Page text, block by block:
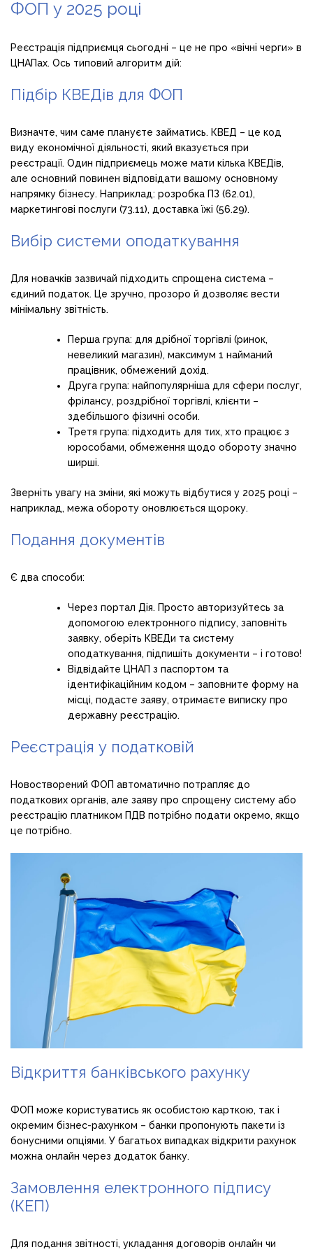
ФОП у 2025 році
Реєстрація підприємця сьогодні – це не про «вічні черги» в
ЦНАПах. Ось типовий алгоритм дій:
Підбір КВЕДів для ФОП
Визначте, чим саме плануєте займатись. КВЕД – це код
виду економічної діяльності, який вказується при
реєстрації. Один підприємець може мати кілька КВЕДів,
але основний повинен відповідати вашому основному
напрямку бізнесу. Наприклад: розробка ПЗ (62.01),
маркетингові послуги (73.11), доставка їжі (56.29).
Вибір системи оподаткування
Для новачків зазвичай підходить спрощена система –
єдиний податок. Це зручно, прозоро й дозволяє вести
мінімальну звітність.
Перша група: для дрібної торгівлі (ринок,
невеликий магазин), максимум 1 найманий
працівник, обмежений дохід.
Друга група: найпопулярніша для сфери послуг,
фрілансу, роздрібної торгівлі, клієнти –
здебільшого фізичні особи.
Третя група: підходить для тих, хто працює з
юрособами, обмеження щодо обороту значно
ширші.
Зверніть увагу на зміни, які можуть відбутися у 2025 році –
наприклад, межа обороту оновлюється щороку.
Подання документів
Є два способи:
Через портал Дія. Просто авторизуйтесь за
допомогою електронного підпису, заповніть
заявку, оберіть КВЕДи та систему
оподаткування, підпишіть документи – і готово!
Відвідайте ЦНАП з паспортом та
ідентифікаційним кодом – заповните форму на
місці, подасте заяву, отримаєте виписку про
державну реєстрацію.
Реєстрація у податковій
Новостворений ФОП автоматично потрапляє до
податкових органів, але заяву про спрощену систему або
реєстрацію платником ПДВ потрібно подати окремо, якщо
це потрібно.
Відкриття банківського рахунку
ФОП може користуватись як особистою карткою, так і
окремим бізнес-рахунком – банки пропонують пакети із
бонусними опціями. У багатьох випадках відкрити рахунок
можна онлайн через додаток банку.
Замовлення електронного підпису
(КЕП)
Для подання звітності, укладання договорів онлайн чи